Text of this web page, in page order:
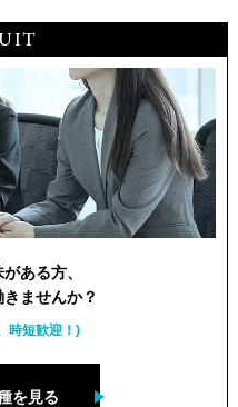
ある方、
ませんか？
時短歓迎！)
を見る